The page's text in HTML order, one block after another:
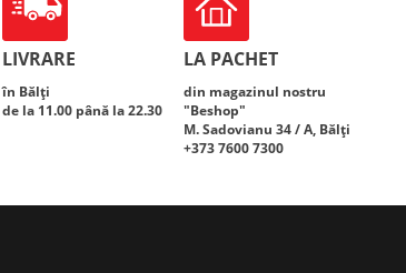
LIVRARE
în Bălți
de la 11.00 până la 22.30
LA PACHET
din magazinul nostru
"Beshop"
M. Sadovianu 34 / A, Bălți
+373 7600 7300